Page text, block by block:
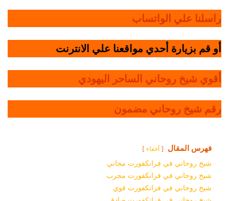
راسلنا علي الواتساب
أو قم بزيارة أحدي مواقعنا علي الانترنت
أقوي شيخ روحاني الساحر اليهودي
رقم شيخ روحاني مضمون
فهرس المقال أخفاء
شيخ روحاني في فرانكفورت مجاني
شيخ روحاني في فرانكفورت مجرب
شيخ روحاني في فرانكفورت قوي